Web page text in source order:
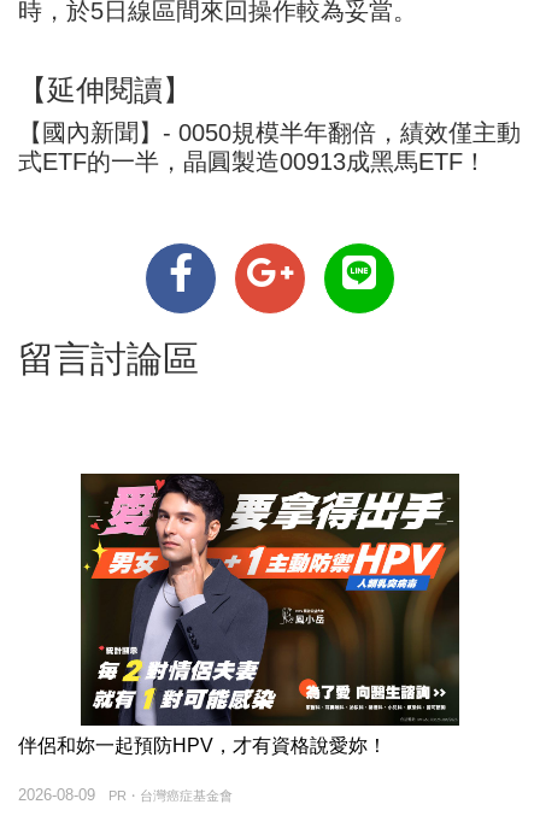
時，於5日線區間來回操作較為妥當。
【延伸閱讀】
【國內新聞】- 0050規模半年翻倍，績效僅主動
式ETF的一半，晶圓製造00913成黑馬ETF！
留言討論區
伴侶和妳一起預防HPV，才有資格說愛妳！
PR・台灣癌症基金會
2026-08-09